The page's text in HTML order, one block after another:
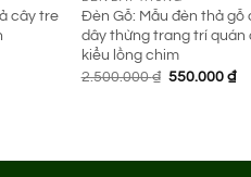
cây tre
Đèn Gỗ: Mẫu đèn thả gỗ
dây thừng trang trí quán
kiểu lồng chim
2.500.000₫ Giá
550.000 ₫Giá